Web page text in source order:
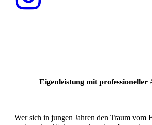
Eigenleistung mit professioneller
Wer sich in jungen Jahren den Traum vom